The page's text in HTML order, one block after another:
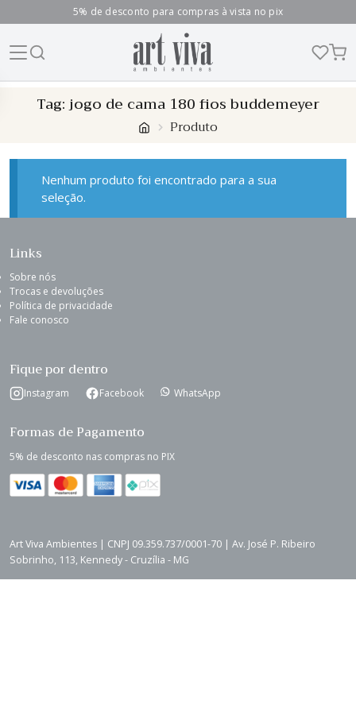
5% de desconto para compras à vista no pix
Tag:jogo de cama 180 fios buddemeyer
Produto
Nenhum produto foi encontrado para a sua
seleção.
Links
Sobre nós
Trocas e devoluções
Política de privacidade
Fale conosco
Fique por dentro
Instagram Facebook WhatsApp
Formas de Pagamento
5% de desconto nas compras no PIX
Art Viva Ambientes | CNPJ 09.359.737/0001-70 | Av. José P. Ribeiro
Sobrinho, 113, Kennedy - Cruzília - MG